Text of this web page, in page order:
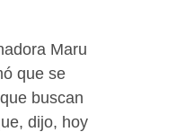
Maru
que se
buscan
dijo, hoy